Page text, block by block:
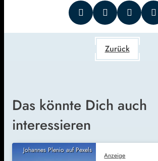
Zurück
Das könnte Dich auch
interessieren
Johannes Plenio auf Pexels
Anzeige